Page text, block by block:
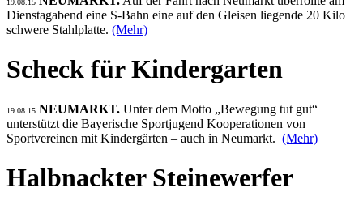
19.08.15
Dienstagabend eine S-Bahn eine auf den Gleisen liegende 20 Kilo
schwere Stahlplatte. (Mehr)
Scheck für Kindergarten
19.08.15 NEUMARKT. Unter dem Motto „Bewegung tut gut“
unterstützt die Bayerische Sportjugend Kooperationen von
Sportvereinen mit Kindergärten – auch in Neumarkt. (Mehr)
Halbnackter Steinewerfer